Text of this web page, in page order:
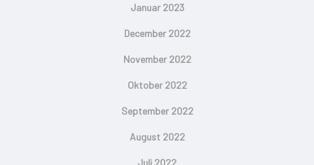
Januar 2023
December 2022
November 2022
Oktober 2022
September 2022
August 2022
Juli 2022